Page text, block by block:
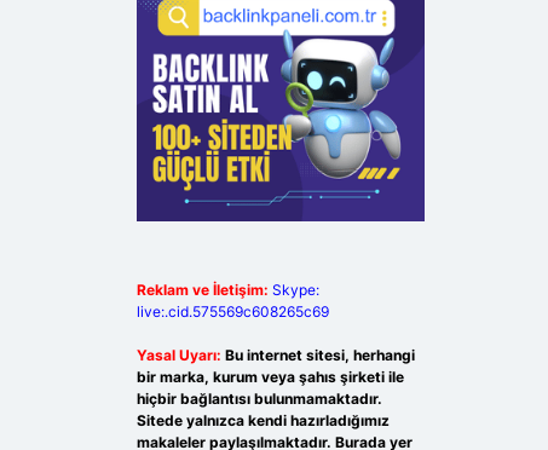
Reklam ve İletişim: Skype:
live:.cid.575569c608265c69
Yasal Uyarı: Bu internet sitesi, herhangi
bir marka, kurum veya şahıs şirketi ile
hiçbir bağlantısı bulunmamaktadır.
Sitede yalnızca kendi hazırladığımız
makaleler paylaşılmaktadır. Burada yer